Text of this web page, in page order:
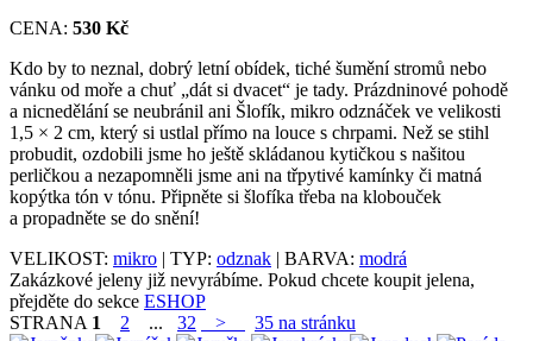
CENA: 530 Kč
Kdo by to neznal, dobrý letní obídek, tiché šumění stromů nebo
vánku od moře a chuť „dát si dvacet“ je tady. Prázdninové pohodě
a nicnedělání se neubránil ani Šlofík, mikro odznáček ve velikosti
1,5 × 2 cm, který si ustlal přímo na louce s chrpami. Než se stihl
probudit, ozdobili jsme ho ještě skládanou kytičkou s našitou
perličkou a nezapomněli jsme ani na třpytivé kamínky či matná
kopýtka tón v tónu. Připněte si šlofíka třeba na klobouček
a propadněte se do snění!
VELIKOST: mikro | TYP: odznak | BARVA: modrá
Zakázkové jeleny již nevyrábíme. Pokud chcete koupit jelena,
přejděte do sekce ESHOP
STRANA 1 2 ... 32 > 35 na stránku